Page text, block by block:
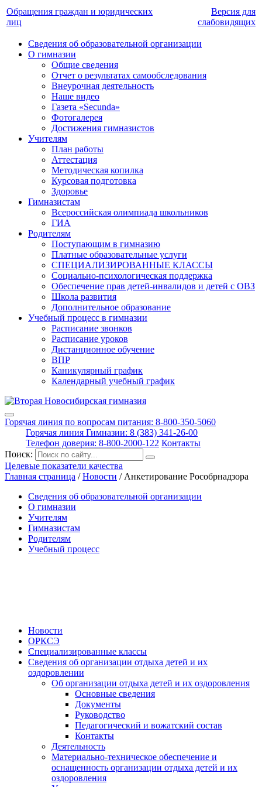
Обращения граждан и юридических
лиц
Версия для
слабовидящих
Сведения об образовательной организации
О гимназии
Общие сведения
Отчет о результатах самообследования
Внеурочная деятельность
Наше видео
Газета «Secunda»
Фотогалерея
Достижения гимназистов
Учителям
План работы
Аттестация
Методическая копилка
Курсовая подготовка
Здоровье
Гимназистам
Всероссийская олимпиада школьников
ГИА
Родителям
Поступающим в гимназию
Платные образовательные услуги
СПЕЦИАЛИЗИРОВАННЫЕ КЛАССЫ
Социально-психологическая поддержка
Обеспечение прав детей-инвалидов и детей с ОВЗ
Школа развития
Дополнительное образование
Учебный процесс в гимназии
Расписание звонков
Расписание уроков
Дистанционное обучение
ВПР
Каникулярный график
Календарный учебный график
Горячая линия по вопросам питания: 8-800-350-5060
Горячая линия Гимназии: 8 (383) 341-26-00
Телефон доверия: 8-800-2000-122 Контакты
Поиск:
Целевые показатели качества
Главная страница /Новости / Анкетирование Рособрнадзора
Сведения об образовательной организации
О гимназии
Учителям
Гимназистам
Родителям
Учебный процесс
Новости
ОРКСЭ
Специализированные классы
Сведения об организации отдыха детей и их
оздоровлении
Об организации отдыха детей и их оздоровления
Основные сведения
Документы
Руководство
Педагогический и вожатский состав
Контакты
Деятельность
Материально-техническое обеспечение и
оснащенность организации отдыха детей и их
оздоровления